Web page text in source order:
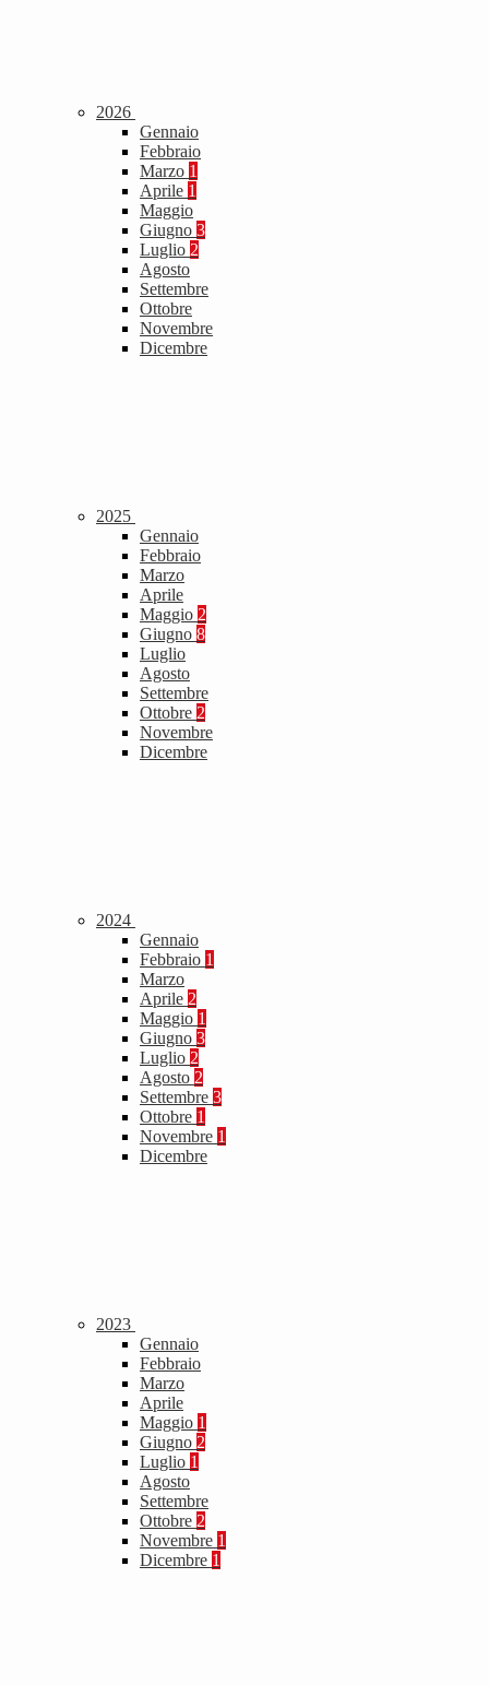
2026
Gennaio
Febbraio
Marzo 1
Aprile 1
Maggio
Giugno 3
Luglio 2
Agosto
Settembre
Ottobre
Novembre
Dicembre
2025
Gennaio
Febbraio
Marzo
Aprile
Maggio 2
Giugno 8
Luglio
Agosto
Settembre
Ottobre 2
Novembre
Dicembre
2024
Gennaio
Febbraio 1
Marzo
Aprile 2
Maggio 1
Giugno 3
Luglio 2
Agosto 2
Settembre 3
Ottobre 1
Novembre 1
Dicembre
2023
Gennaio
Febbraio
Marzo
Aprile
Maggio 1
Giugno 2
Luglio 1
Agosto
Settembre
Ottobre 2
Novembre 1
Dicembre 1